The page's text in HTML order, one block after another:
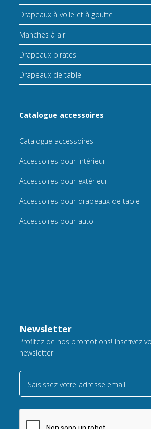
Drapeaux à voile et à goutte
Manches à air
Drapeaux pirates
Drapeaux de table
Catalogue accessoires
Catalogue accessoires
Accessoires pour intérieur
Accessoires pour extérieur
Accessoires pour drapeaux de table
Accessoires pour auto
Newsletter
Profitez de nos promotions! Inscrivez
newsletter
Saisissez votre adresse email